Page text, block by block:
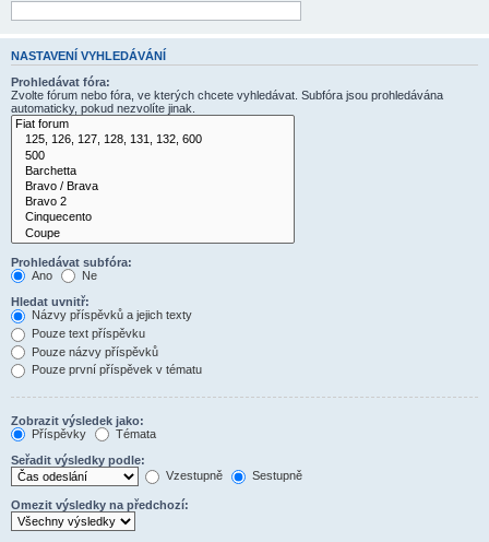
NASTAVENÍ VYHLEDÁVÁNÍ
Prohledávat fóra:
Zvolte fórum nebo fóra, ve kterých chcete vyhledávat. Subfóra jsou prohledávána
automaticky, pokud nezvolíte jinak.
Prohledávat subfóra:
Ano
Ne
Hledat uvnitř:
Názvy příspěvků a jejich texty
Pouze text příspěvku
Pouze názvy příspěvků
Pouze první příspěvek v tématu
Zobrazit výsledek jako:
Příspěvky
Témata
Seřadit výsledky podle:
Vzestupně
Sestupně
Omezit výsledky na předchozí: